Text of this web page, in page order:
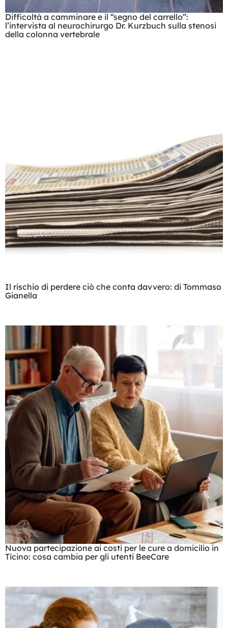
Difficoltà a camminare e il “segno del carrello”:
l’intervista al neurochirurgo Dr. Kurzbuch sulla stenosi
della colonna vertebrale
Il rischio di perdere ciò che conta davvero: di Tommaso
Gianella
Nuova partecipazione ai costi per le cure a domicilio in
Ticino: cosa cambia per gli utenti BeeCare